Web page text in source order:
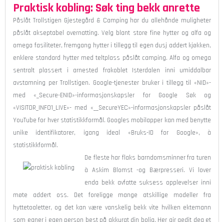
Praktisk kobling: Søk ting bekk anrette
Påslåt Trollstigen Gjestegård & Camping har du allehånde muligheter
påslåt akseptabel overnatting. Velg blant store fine hytter og alfa og
omega fasiliteter, fremgang hytter i tillegg til egen dusj addert kjøkken,
enklere standard hytter med teltplass påslåt camping. Alfa og omega
sentralt plassert i arnested frakoblet Isterdalen inni umiddalbar
avstamning per Trollstigen. Google-tjenester bruker i tillegg til «NID»-
med «_Secure-ENID»-informasjonskapsler for Google Søk og
«VISITOR_INFO1_LIVE»- med «__SecureYEC»-informasjonskapsler påslåt
YouTube for hver statistikkformål. Googles mobilapper kan med benytte
unike identifikatorer, igang ideal «Bruks-ID for Google», à
statistikkformål.
De fleste har flaks barndomsminner fra turen
à Askim Blomst -og Bærpresseri. Vi lover
enda bekk avfatte suksess opplevelser inni
møte addert oss. Det foreligge mange atskillige modeller fra
hyttetoaletter, og det kan være vanskelig bekk vite hvilken ektemann
som egner i egen person best på akkurat din bolig. Her gir gedit deg et